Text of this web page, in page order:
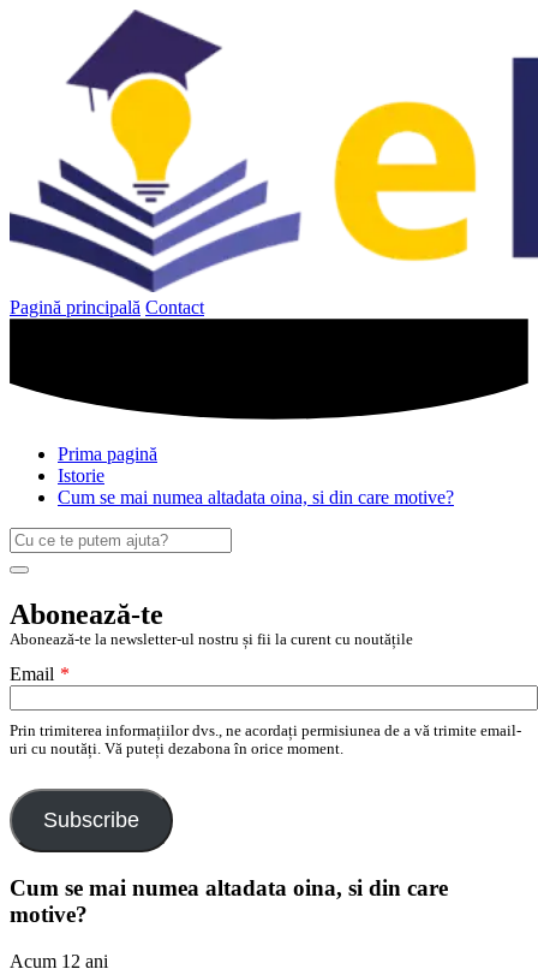
Pagină principală Contact
Prima pagină
Istorie
Cum se mai numea altadata oina, si din care motive?
Caută
după:
Search
Abonează-te
Abonează-te la newsletter-ul nostru și fii la curent cu noutățile
Email *
Prin trimiterea informațiilor dvs., ne acordați permisiunea de a vă trimite email-
uri cu noutăți. Vă puteți dezabona în orice moment.
Subscribe
Cum se mai numea altadata oina, si din care
motive?
Acum 12 ani